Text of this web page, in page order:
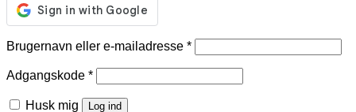
Brugernavn eller e-mailadresse *Påkrævet
Adgangskode *Påkrævet
Husk mig Log ind